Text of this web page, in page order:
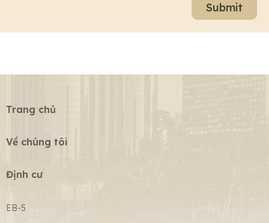
Submit
Trang chủ
Về chúng tôi
Định cư
EB-5